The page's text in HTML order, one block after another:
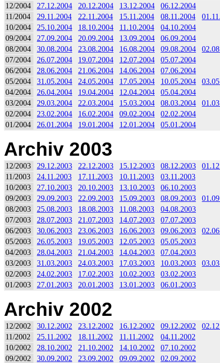
12/2004 27.12.2004 20.12.2004 13.12.2004
06.12.2004
11/2004
29.11.2004 22.11.2004 15.11.2004 08.11.2004
10/2004
25.10.2004 18.10.2004 11.10.2004
04.10.2004
09/2004
27.09.2004 20.09.2004 13.09.2004
06.09.2004
08/2004
30.08.2004 23.08.2004 16.08.2004 09.08.2004
07/2004
26.07.2004 19.07.2004 12.07.2004
05.07.2004
06/2004
28.06.2004 21.06.2004 14.06.2004
07.06.2004
05/2004
31.05.2004 24.05.2004 17.05.2004 10.05.2004
04/2004
26.04.2004 19.04.2004 12.04.2004
05.04.2004
03/2004
29.03.2004 22.03.2004 15.03.2004 08.03.2004
02/2004
23.02.2004 16.02.2004 09.02.2004
02.02.2004
01/2004
26.01.2004 19.01.2004 12.01.2004 05.01.2004
Archiv 2003
12/2003 29.12.2003 22.12.2003 15.12.2003 08.12.2003
11/2003
24.11.2003 17.11.2003 10.11.2003
03.11.2003
10/2003
27.10.2003 20.10.2003 13.10.2003
06.10.2003
09/2003
29.09.2003 22.09.2003 15.09.2003 08.09.2003
08/2003
25.08.2003 18.08.2003 11.08.2003
04.08.2003
07/2003
28.07.2003 21.07.2003 14.07.2003
07.07.2003
06/2003
30.06.2003 23.06.2003 16.06.2003 09.06.2003
05/2003
26.05.2003 19.05.2003 12.05.2003
05.05.2003
04/2003
28.04.2003 21.04.2003 14.04.2003
07.04.2003
03/2003
31.03.2003 24.03.2003 17.03.2003 10.03.2003
02/2003
24.02.2003 17.02.2003 10.02.2003
03.02.2003
01/2003
27.01.2003 20.01.2003 13.01.2003 06.01.2003
Archiv 2002
12/2002 30.12.2002 23.12.2002 16.12.2002 09.12.2002
11/2002
25.11.2002 18.11.2002 11.11.2002
04.11.2002
10/2002
28.10.2002 21.10.2002 14.10.2002
07.10.2002
09/2002
30.09.2002 23.09.2002 09.09.2002
02.09.2002